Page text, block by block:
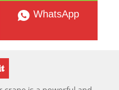
WhatsApp